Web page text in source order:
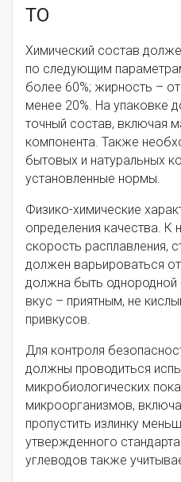
ТО
Химический состав
по следующим
более 60%; жирность –
менее 20%. На упаковке
точный состав, включая
компонента. Также
бытовых и натуральных
установленные нормы.
Физико-химические
определения качества. К
скорость расплавления,
должен варьироваться
должна быть однородной
вкус – приятным, не
привкусов.
Для контроля
должны проводиться
микробиологических
микроорганизмов,
пропустить излинку
утвержденного
углеводов также